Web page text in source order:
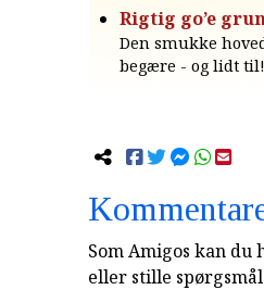
Rigtig go’e
Den smukke
begære - og lidt til!
Som Amigos kan
eller stille spørgsmål